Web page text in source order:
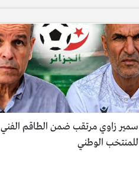
سمير زاوي مرتقب ضمن الطاقم الفني
للمنتخب الوطني